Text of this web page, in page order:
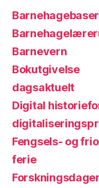
Barnevern
Bokutgivelse
dagsaktuelt
Digital
Fengsels- og
ferie